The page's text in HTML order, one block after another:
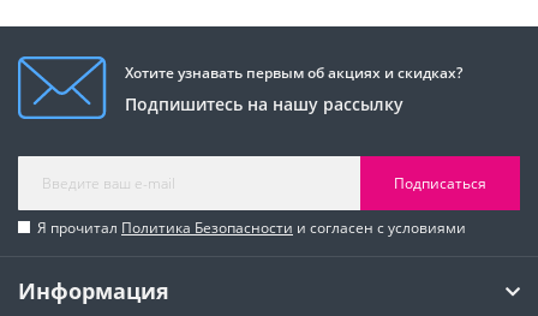
Хотите узнавать первым об акциях и скидках?
Подпишитесь на нашу рассылку
Подписаться
Я прочитал Политика Безопасности и согласен с условиями
Информация